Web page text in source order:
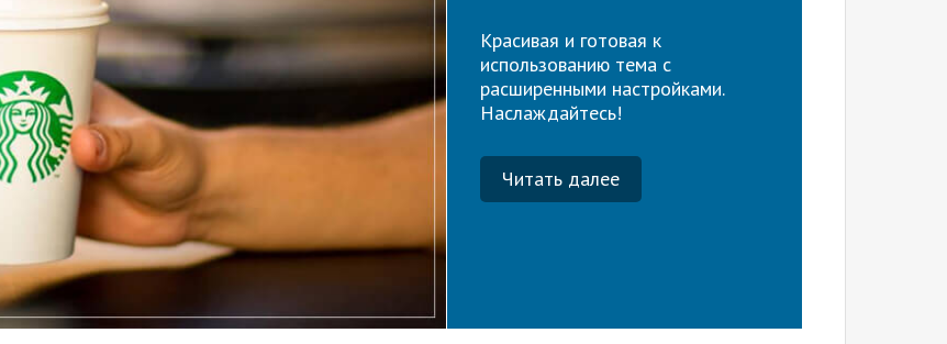
Красивая и готовая к
использованию тема с
расширенными настройками.
Наслаждайтесь!
Читать далее